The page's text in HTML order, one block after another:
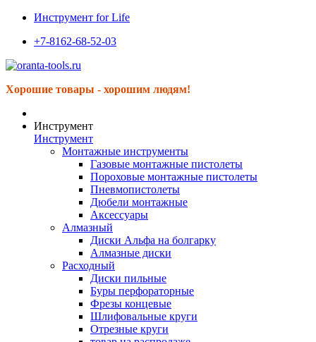
Инструмент for Life
+7-8162-68-52-03
Хорошие товары - хорошим людям!
Инструмент
Инструмент
Монтажные инструменты
Газовые монтажные пистолеты
Пороховые монтажные пистолеты
Пневмопистолеты
Дюбели монтажные
Аксессуары
Алмазный
Диски Альфа на болгарку
Алмазные диски
Расходный
Диски пильные
Буры перфораторные
Фрезы концевые
Шлифовальные круги
Отрезные круги